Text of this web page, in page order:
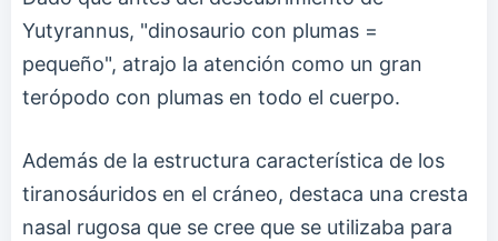
Yutyrannus, "dinosaurio con plumas =
pequeño", atrajo la atención como un gran
terópodo con plumas en todo el cuerpo.
Además de la estructura característica de los
tiranosáuridos en el cráneo, destaca una cresta
nasal rugosa que se cree que se utilizaba para